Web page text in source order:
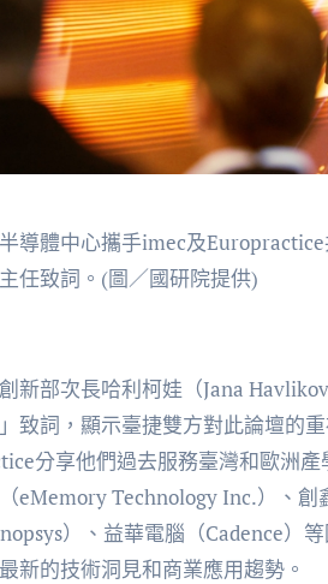
導體中心攜手imec及
任致詞。(圖／國研院提供)
新部次長哈利柯娃（Jana
致詞，顯示臺捷雙方對此論壇的
分享他們過去服務臺灣和歐洲
eMemory Technology Inc.）、
）、益華電腦（Cadence）
新的技術洞見和商業應用趨勢。